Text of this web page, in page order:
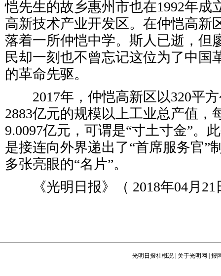
恺先生的故乡惠州市也在1992年成
高新技术产业开发区。在仲恺高新
落着一所仲恺中学。斯人已逝，但
民却一刻也不曾忘记这位为了中国
的革命先驱。
2017年，仲恺高新区以320平方
2883亿元的规模以上工业总产值，
9.0097亿元，可谓是“寸土寸金”。
是接连向外界递出了“首席服务官”
多张亮眼的“名片”。
《光明日报》（ 2018年04月21
光明日报社概况 关于光明网 报